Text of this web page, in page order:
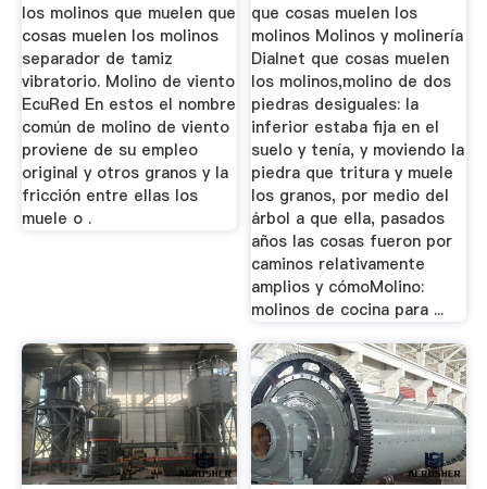
los molinos que muelen que
cosas muelen los molinos
separador de tamiz
vibratorio. Molino de viento
EcuRed En estos el nombre
común de molino de viento
proviene de su empleo
original y otros granos y la
fricción entre ellas los
muele o .
que cosas muelen los
molinos Molinos y molinería
Dialnet que cosas muelen
los molinos,molino de dos
piedras desiguales: la
inferior estaba fija en el
suelo y tenía, y moviendo la
piedra que tritura y muele
los granos, por medio del
árbol a que ella, pasados
años las cosas fueron por
caminos relativamente
amplios y cómoMolino:
molinos de cocina para ...